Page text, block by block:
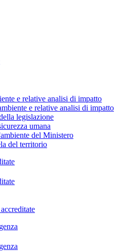
e relative analisi di impatto
e relative analisi di impatto
legislazione
umana
del Ministero
del territorio